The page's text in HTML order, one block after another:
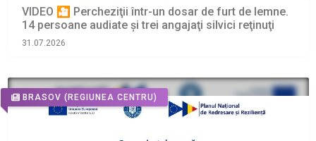
VIDEO 🎦 Percheziţii într-un dosar de furt de lemne.
14 persoane audiate și trei angajaţi silvici reţinuţi
31.07.2026
BRASOV (REGIUNEA CENTRU)